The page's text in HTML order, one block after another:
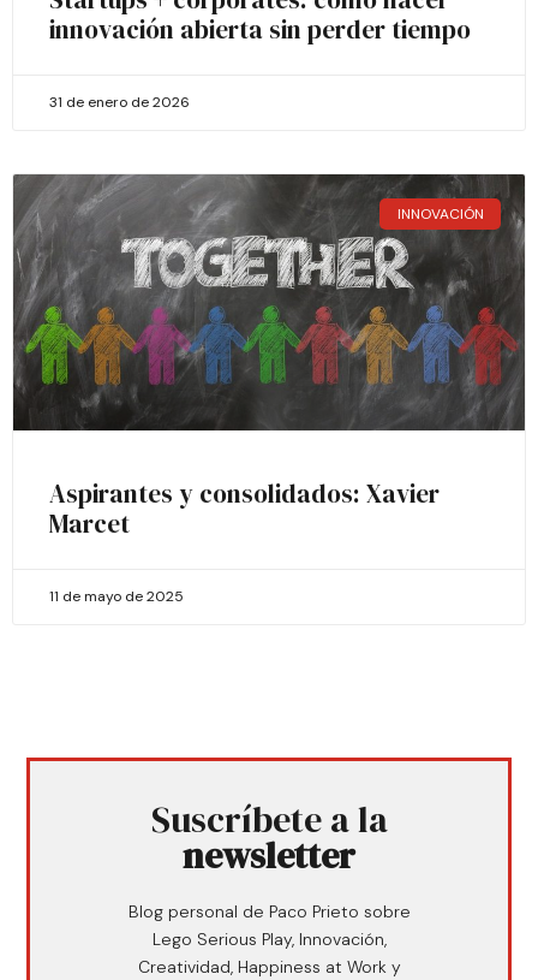
innovación abierta sin perder tiempo
31 de enero de 2026
INNOVACIÓN
Aspirantes y consolidados: Xavier
Marcet
11 de mayo de 2025
Suscríbete a la
newsletter
Blog personal de Paco Prieto sobre
Lego Serious Play, Innovación,
Creatividad, Happiness at Work y